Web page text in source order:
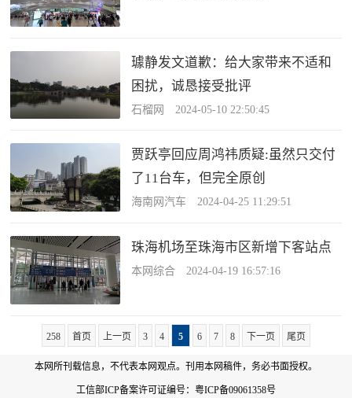
璩静发文道歉：给大家带来不适和
困扰，诚恳接受批评
石榴网 2024-05-10 22:50:45
贾跃亭回应周鸿祎质疑:虽然只交付
了11台车，但完全原创
海南网汽车 2024-04-25 11:29:51
珠海机场至珠海市区新增下客站点
本网综合 2024-04-19 16:57:16
258 首页 上一页 3 4 5 6 7 8 下一页 尾页
本网所刊载信息，不代表本网观点。刊用本网稿件，务必书面授权。
工信部ICP备案许可证编号： 粤ICP备09061358号